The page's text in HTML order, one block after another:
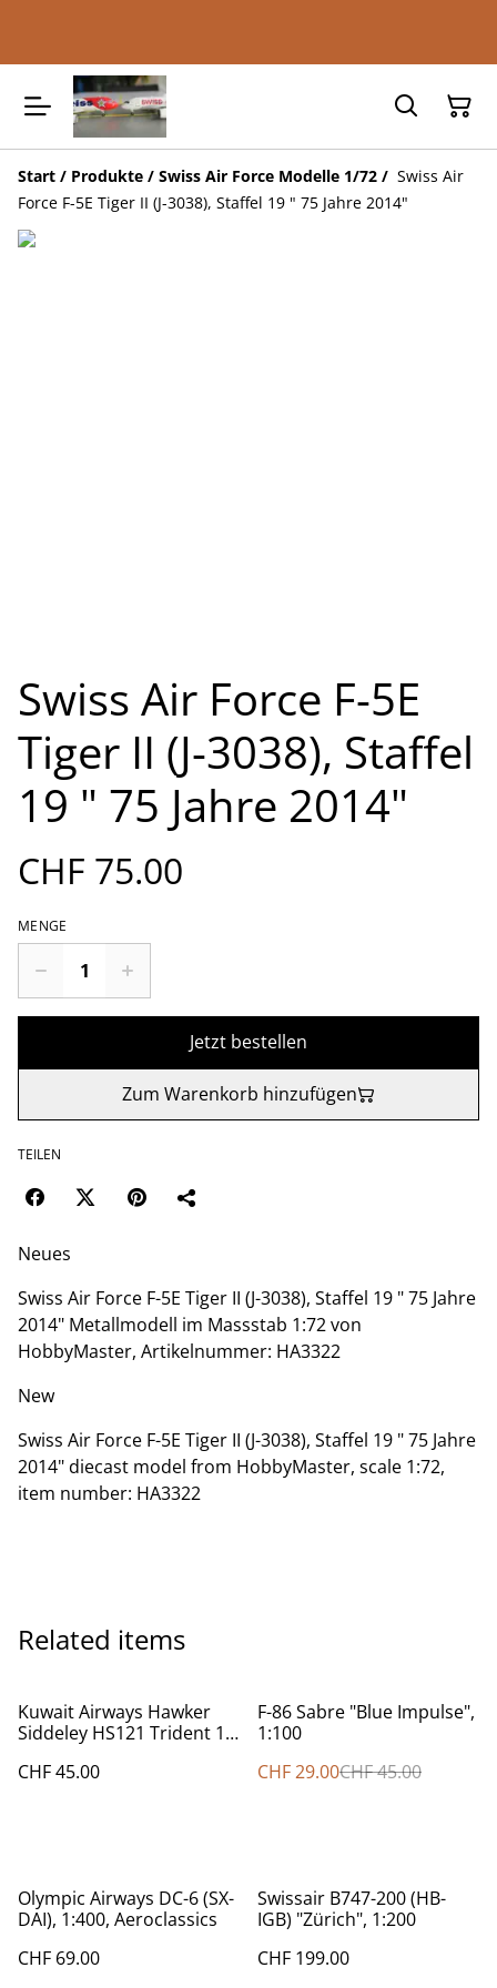
Start / Produkte / Swiss Air Force Modelle 1/72 / Swiss Air
Force F-5E Tiger II (J-3038), Staffel 19 " 75 Jahre 2014"
Swiss Air Force F-5E
Tiger II (J-3038), Staffel
19 " 75 Jahre 2014"
CHF 75.00
MENGE
Jetzt bestellen
Zum Warenkorb hinzufügen
TEILEN
Neues
Swiss Air Force F-5E Tiger II (J-3038), Staffel 19 " 75 Jahre
2014" Metallmodell im Massstab 1:72 von
HobbyMaster, Artikelnummer: HA3322
New
Swiss Air Force F-5E Tiger II (J-3038), Staffel 19 " 75 Jahre
2014" diecast model from HobbyMaster, scale 1:72,
item number: HA3322
Related items
Kuwait Airways Hawker
Siddeley HS121 Trident 1E
CHF 45.00
%
F-86 Sabre "Blue Impulse",
1:100
CHF 29.00CHF 45.00
Olympic Airways DC-6 (SX-
DAI), 1:400, Aeroclassics
CHF 69.00
Swissair B747-200 (HB-
IGB) "Zürich", 1:200
CHF 199.00